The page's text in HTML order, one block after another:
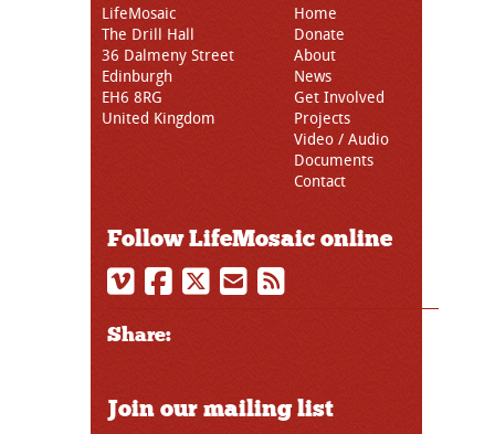
LifeMosaic
The Drill Hall
36 Dalmeny Street
Edinburgh
EH6 8RG
United Kingdom
Home
Donate
About
News
Get Involved
Projects
Video / Audio
Documents
Contact
Follow LifeMosaic online
Share:
Join our mailing list